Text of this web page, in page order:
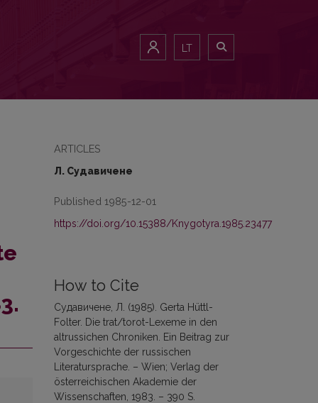
LT
ARTICLES
Л. Судавичене
Published 1985-12-01
https://doi.org/10.15388/Knygotyra.1985.23477
How to Cite
Судавичене, Л. (1985). Gerta Hüttl-
Folter. Die trat/torot-Lexeme in den
altrussichen Chroniken. Ein Beitrag zur
Vorgeschichte der russischen
Literatursprache. – Wien; Verlag der
österreichischen Akademie der
Wissenschaften, 1983. – 390 S.